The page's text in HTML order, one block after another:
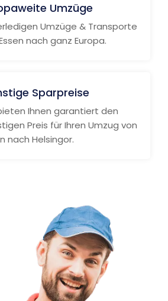
Umzüge
Umzüge & Transporte
nach ganz Europa.
Sparpreise
Ihnen garantiert den
Preis für Ihren Umzug von
nach Helsingor.